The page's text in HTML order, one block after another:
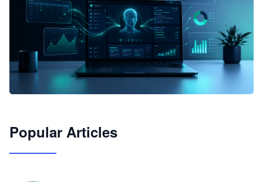
JimoClaw 桌面 AI Agent 工作台
Popular Articles